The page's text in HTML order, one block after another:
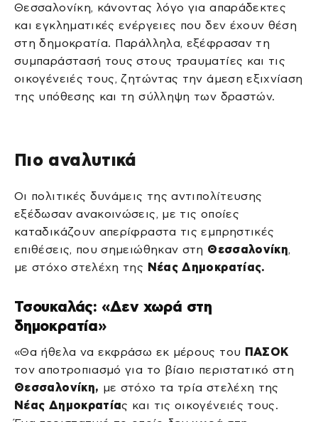
Θεσσαλονίκη, κάνοντας λόγο για απαράδεκτες
και εγκληματικές ενέργειες που δεν έχουν θέση
στη δημοκρατία. Παράλληλα, εξέφρασαν τη
συμπαράστασή τους στους τραυματίες και τις
οικογένειές τους, ζητώντας την άμεση εξιχνίαση
της υπόθεσης και τη σύλληψη των δραστών.
Πιο αναλυτικά
Οι πολιτικές δυνάμεις της αντιπολίτευσης
εξέδωσαν ανακοινώσεις, με τις οποίες
καταδικάζουν απερίφραστα τις εμπρηστικές
επιθέσεις, που σημειώθηκαν στη Θεσσαλονίκη,
με στόχο στελέχη της Νέας Δημοκρατίας.
Τσουκαλάς: «Δεν χωρά στη
δημοκρατία»
«Θα ήθελα να εκφράσω εκ μέρους του ΠΑΣΟΚ
τον αποτροπιασμό για το βίαιο περιστατικό στη
Θεσσαλονίκη, με στόχο τα τρία στελέχη της
Νέας Δημοκρατίας και τις οικογένειές τους.